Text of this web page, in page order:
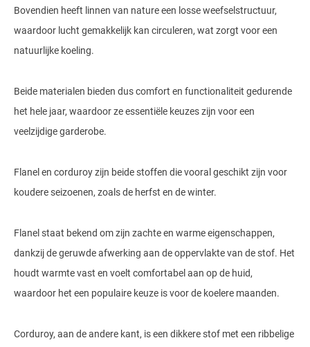
Bovendien heeft linnen van nature een losse weefselstructuur,
waardoor lucht gemakkelijk kan circuleren, wat zorgt voor een
natuurlijke koeling.
Beide materialen bieden dus comfort en functionaliteit gedurende
het hele jaar, waardoor ze essentiële keuzes zijn voor een
veelzijdige garderobe.
Flanel en corduroy zijn beide stoffen die vooral geschikt zijn voor
koudere seizoenen, zoals de herfst en de winter.
Flanel staat bekend om zijn zachte en warme eigenschappen,
dankzij de geruwde afwerking aan de oppervlakte van de stof. Het
houdt warmte vast en voelt comfortabel aan op de huid,
waardoor het een populaire keuze is voor de koelere maanden.
Corduroy, aan de andere kant, is een dikkere stof met een ribbelige